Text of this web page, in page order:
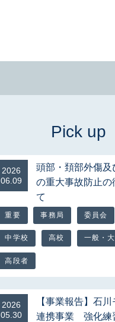
2026
06.09
頭部・頚部外傷及
の重大事故防止の
て
重要 事務局 委員会
中学校 高校 一般・
高段者
2026
05.30
【事業報告】石
連携事業 強化練